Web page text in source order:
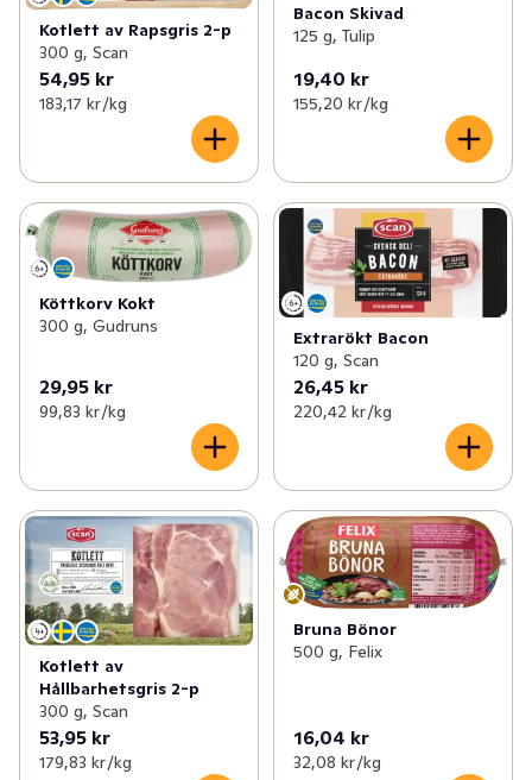
Kotlett av Rapsgris 2-p
300 g, Scan
54,95 kr
183,17 kr /kg
Bacon Skivad
125 g, Tulip
19,40 kr
155,20 kr /kg
Köttkorv Kokt
300 g, Gudruns
29,95 kr
99,83 kr /kg
Extrarökt Bacon
120 g, Scan
26,45 kr
220,42 kr /kg
Kotlett av
Hållbarhetsgris 2-p
300 g, Scan
53,95 kr
179,83 kr /kg
Bruna Bönor
500 g, Felix
16,04 kr
32,08 kr /kg